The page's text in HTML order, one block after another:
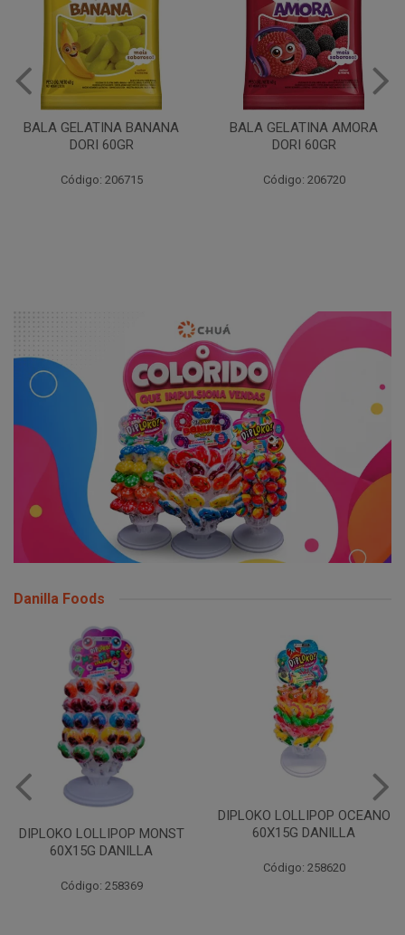
BALA GELATINA BANANA
DORI 60GR
Código: 206715
BALA GELATINA AMORA
DORI 60GR
Código: 206720
Danilla Foods
DIPLOKO LOLLIPOP MONST
60X15G DANILLA
Código: 258369
DIPLOKO LOLLIPOP OCEANO
60X15G DANILLA
Código: 258620